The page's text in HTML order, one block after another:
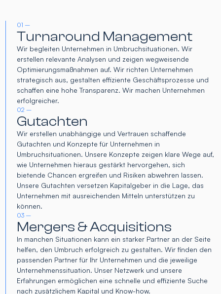
01 –
Turnaround Management
Wir begleiten Unternehmen in Umbruchsituationen. Wir
erstellen relevante Analysen und zeigen wegweisende
Optimierungsmaßnahmen auf. Wir richten Unternehmen
strategisch aus, gestalten effiziente Geschäftsprozesse und
schaffen eine hohe Transparenz. Wir machen Unternehmen
erfolgreicher.
02 –
Gutachten
Wir erstellen unabhängige und Vertrauen schaffende
Gutachten und Konzepte für Unternehmen in
Umbruchsituationen. Unsere Konzepte zeigen klare Wege auf,
wie Unternehmen hieraus gestärkt hervorgehen, sich
bietende Chancen ergreifen und Risiken abwehren lassen.
Unsere Gutachten versetzen Kapitalgeber in die Lage, das
Unternehmen mit ausreichenden Mitteln unterstützen zu
können.
03 –
Mergers & Acquisitions
In manchen Situationen kann ein starker Partner an der Seite
helfen, den Umbruch erfolgreich zu gestalten. Wir finden den
passenden Partner für Ihr Unternehmen und die jeweilige
Unternehmenssituation. Unser Netzwerk und unsere
Erfahrungen ermöglichen eine schnelle und effiziente Suche
nach zusätzlichem Kapital und Know-how.